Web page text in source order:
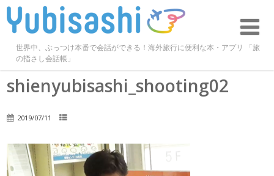
世界中、ぶっつけ本番で会話ができる！海外旅行に便利な本・アプリ 「旅
の指さし会話帳」
shienyubisashi_shooting02
2019/07/11